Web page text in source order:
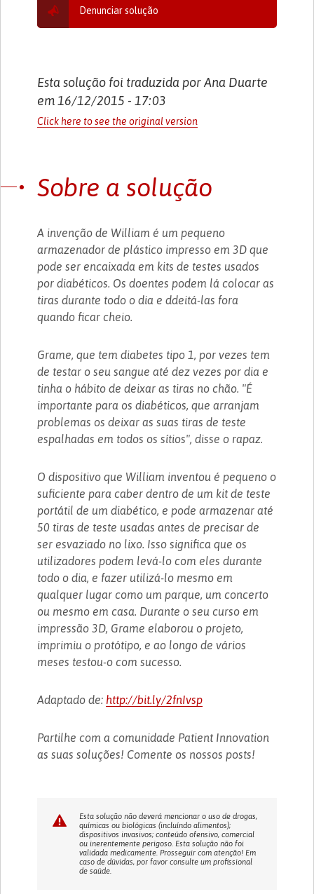
Denunciar solução
Esta solução foi traduzida por Ana Duarte
em 16/12/2015 - 17:03
Click here to see the original version
Sobre a solução
A invenção de William é um pequeno
armazenador de plástico impresso em 3D que
pode ser encaixada em kits de testes usados ​​
por diabéticos. Os doentes podem lá colocar as
tiras durante todo o dia e ddeitá-las fora
quando ficar cheio.
Grame, que tem diabetes tipo 1, por vezes tem
de testar o seu sangue até dez vezes por dia e
tinha o hábito de deixar as tiras no chão. "É
importante para os diabéticos, que arranjam
problemas os deixar as suas tiras de teste
espalhadas em todos os sítios", disse o rapaz.
O dispositivo que William inventou é pequeno o
suficiente para caber dentro de um kit de teste
portátil de um diabético, e pode armazenar até
50 tiras de teste usadas ​​antes de precisar de
ser esvaziado no lixo. Isso significa que os
utilizadores podem levá-lo com eles durante
todo o dia, e fazer utilizá-lo mesmo em
qualquer lugar como um parque, um concerto
ou mesmo em casa. Durante o seu curso em
impressão 3D, Grame elaborou o projeto,
imprimiu o protótipo, e ao longo de vários
meses testou-o com sucesso.
Adaptado de: http://bit.ly/2fnIvsp
Partilhe com a comunidade Patient Innovation
as suas soluções! Comente os nossos posts!
Esta solução não deverá mencionar o uso de drogas,
químicas ou biológicas (incluíndo alimentos);
dispositivos invasivos; conteúdo ofensivo, comercial
ou inerentemente perigoso. Esta solução não foi
validada medicamente. Prosseguir com atenção! Em
caso de dúvidas, por favor consulte um profissional
de saúde.